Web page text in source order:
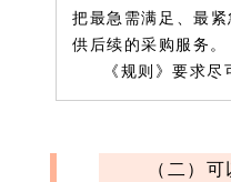
把最急需满足、最
供后续的采购服务。
《规则》要求
（二）